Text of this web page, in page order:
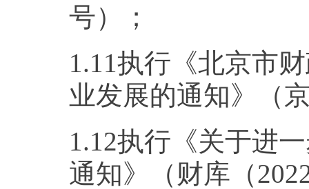
号）；
1.11执行《北京市
业发展的通知》（
1.12执行《关于进
通知》（财库（